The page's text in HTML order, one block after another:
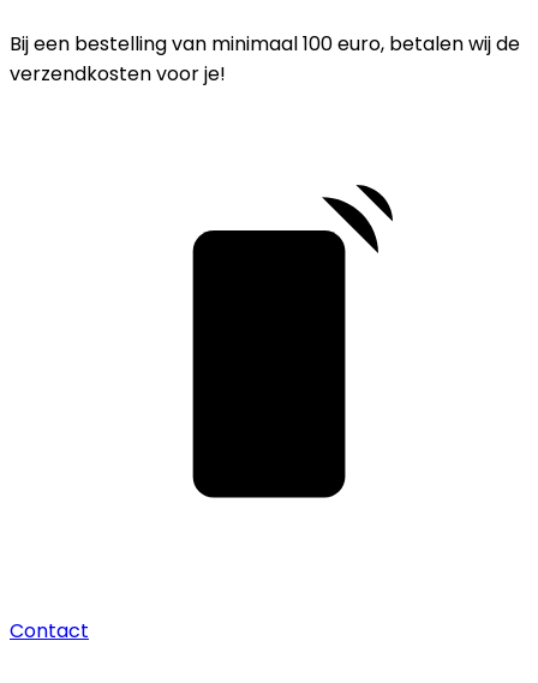
Bij een bestelling van minimaal 100 euro, betalen wij de
verzendkosten voor je!
Contact